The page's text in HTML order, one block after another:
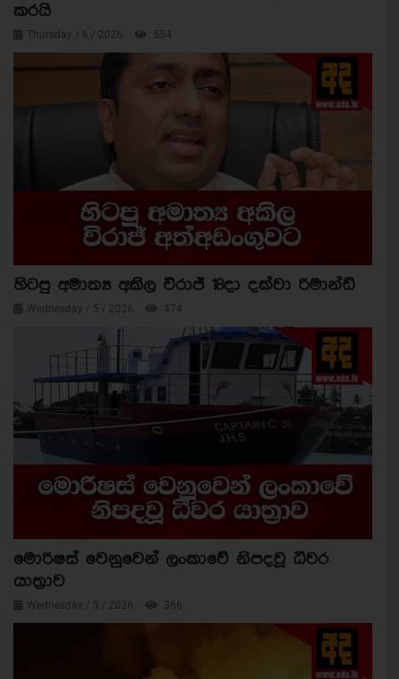
කරයි
Thursday / 6 / 2026 554
හිටපු අමාත්‍ය අකිල විරාජ් 18දා දක්වා රිමාන්ඩ්
Wednesday / 5 / 2026 474
මොරිෂස් වෙනුවෙන් ලංකාවේ නිපදවූ ධීවර
යාත්‍රාව
Wednesday / 5 / 2026 366